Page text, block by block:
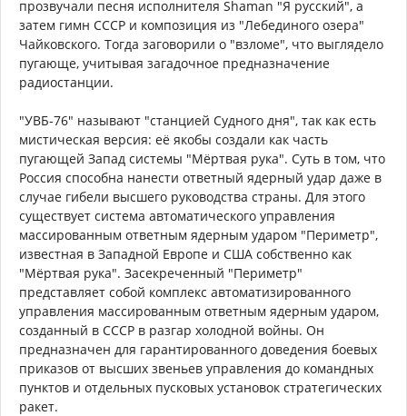
прозвучали песня исполнителя Shaman "Я русский", а
затем гимн СССР и композиция из "Лебединого озера"
Чайковского. Тогда заговорили о "взломе", что выглядело
пугающе, учитывая загадочное предназначение
радиостанции.
"УВБ-76" называют "станцией Судного дня", так как есть
мистическая версия: её якобы создали как часть
пугающей Запад системы "Мёртвая рука". Суть в том, что
Россия способна нанести ответный ядерный удар даже в
случае гибели высшего руководства страны. Для этого
существует система автоматического управления
массированным ответным ядерным ударом "Периметр",
известная в Западной Европе и США собственно как
"Мёртвая рука". Засекреченный "Периметр"
представляет собой комплекс автоматизированного
управления массированным ответным ядерным ударом,
созданный в СССР в разгар холодной войны. Он
предназначен для гарантированного доведения боевых
приказов от высших звеньев управления до командных
пунктов и отдельных пусковых установок стратегических
ракет.